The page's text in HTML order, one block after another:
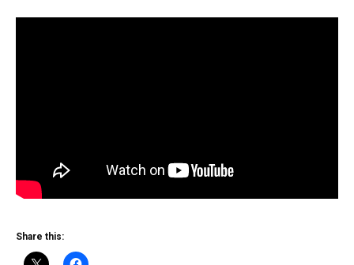
Share this: